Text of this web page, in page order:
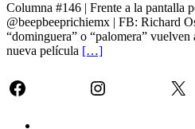
Columna #146 | Frente a la pantalla
@beepbeeprichiemx | FB: Richard
“dominguera” o “palomera” vuelven
nueva película […]
Facebook Instagram X